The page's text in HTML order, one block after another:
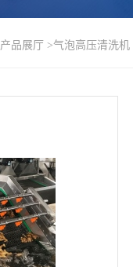
产品展厅 >气泡高压清洗机